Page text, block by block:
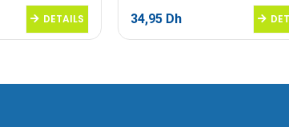
0sur 5
DETAILS
0sur
34,95 Dh